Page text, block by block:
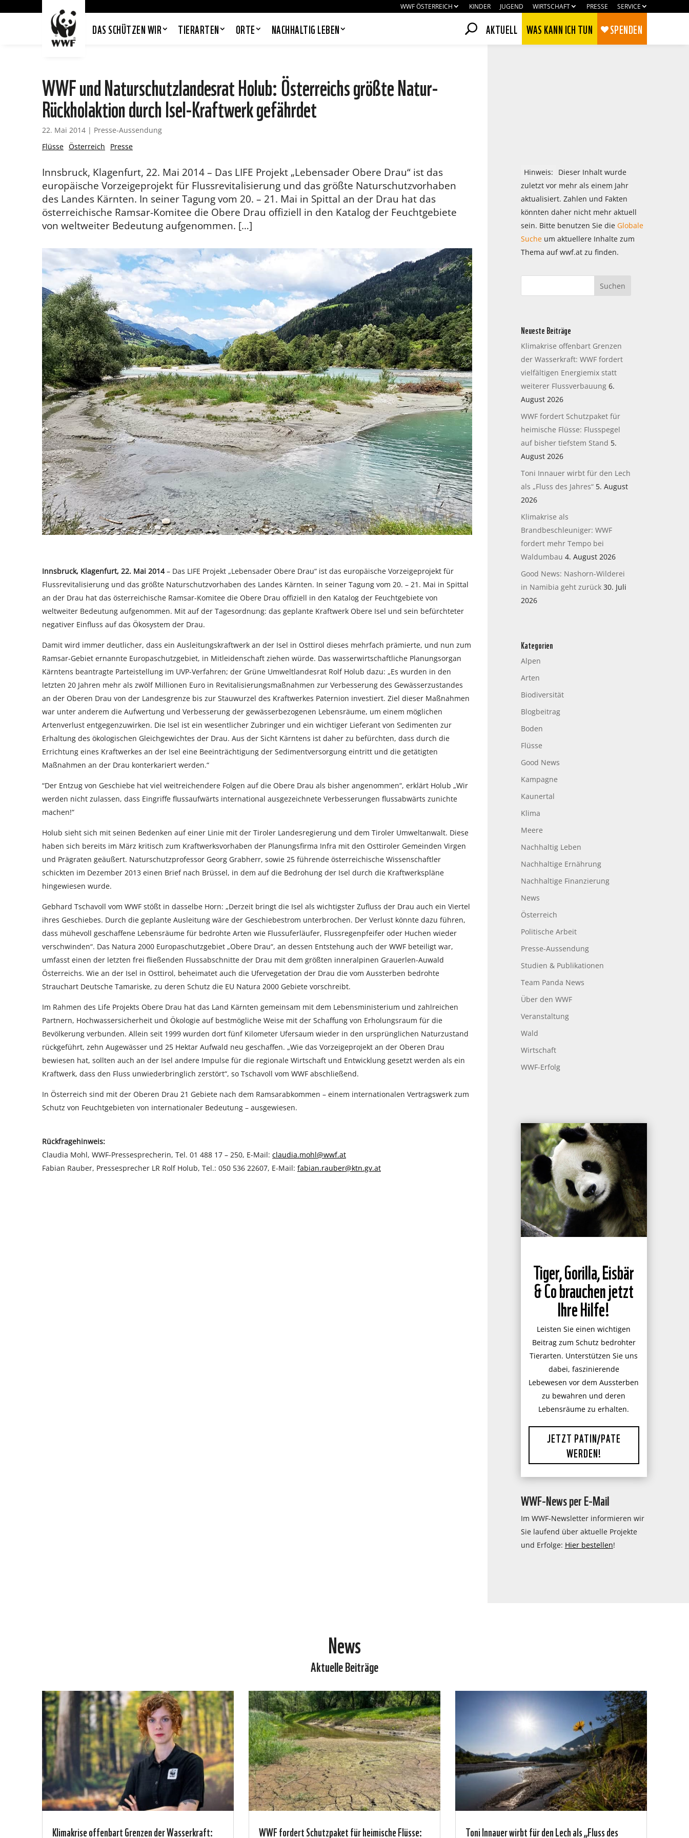
WWF ÖSTERREICH KINDER JUGEND WIRTSCHAFT PRESSE SERVICE
DAS SCHÜTZEN WIR TIERARTEN ORTE NACHHALTIG LEBEN AKTUELL WAS KANN ICH TUN SPENDEN
WWF und Naturschutzlandesrat Holub: Österreichs größte Natur-
Rückholaktion durch Isel-Kraftwerk gefährdet
22. Mai 2014 | Presse-Aussendung
Flüsse Österreich Presse
Innsbruck, Klagenfurt, 22. Mai 2014 – Das LIFE Projekt „Lebensader Obere Drau“ ist das
europäische Vorzeigeprojekt für Flussrevitalisierung und das größte Naturschutzvorhaben
des Landes Kärnten. In seiner Tagung vom 20. – 21. Mai in Spittal an der Drau hat das
österreichische Ramsar-Komitee die Obere Drau offiziell in den Katalog der Feuchtgebiete
von weltweiter Bedeutung aufgenommen. […]
Innsbruck, Klagenfurt, 22. Mai 2014– Das LIFE Projekt „Lebensader Obere Drau“ ist das europäische Vorzeigeprojekt für
Flussrevitalisierung und das größte Naturschutzvorhaben des Landes Kärnten. In seiner Tagung vom 20. – 21. Mai in Spittal
an der Drau hat das österreichische Ramsar-Komitee die Obere Drau offiziell in den Katalog der Feuchtgebiete von
weltweiter Bedeutung aufgenommen. Mit auf der Tagesordnung: das geplante Kraftwerk Obere Isel und sein befürchteter
negativer Einfluss auf das Ökosystem der Drau.
Damit wird immer deutlicher, dass ein Ausleitungskraftwerk an der Isel in Osttirol dieses mehrfach prämierte, und nun zum
Ramsar-Gebiet ernannte Europaschutzgebiet, in Mitleidenschaft ziehen würde. Das wasserwirtschaftliche Planungsorgan
Kärntens beantragte Parteistellung im UVP-Verfahren; der Grüne Umweltlandesrat Rolf Holub dazu: „Es wurden in den
letzten 20 Jahren mehr als zwölf Millionen Euro in Revitalisierungsmaßnahmen zur Verbesserung des Gewässerzustandes
an der Oberen Drau von der Landesgrenze bis zur Stauwurzel des Kraftwerkes Paternion investiert. Ziel dieser Maßnahmen
war unter anderem die Aufwertung und Verbesserung der gewässerbezogenen Lebensräume, um einem möglichen
Artenverlust entgegenzuwirken. Die Isel ist ein wesentlicher Zubringer und ein wichtiger Lieferant von Sedimenten zur
Erhaltung des ökologischen Gleichgewichtes der Drau. Aus der Sicht Kärntens ist daher zu befürchten, dass durch die
Errichtung eines Kraftwerkes an der Isel eine Beeinträchtigung der Sedimentversorgung eintritt und die getätigten
Maßnahmen an der Drau konterkariert werden.“
“Der Entzug von Geschiebe hat viel weitreichendere Folgen auf die Obere Drau als bisher angenommen“, erklärt Holub „Wir
werden nicht zulassen, dass Eingriffe flussaufwärts international ausgezeichnete Verbesserungen flussabwärts zunichte
machen!“
Holub sieht sich mit seinen Bedenken auf einer Linie mit der Tiroler Landesregierung und dem Tiroler Umweltanwalt. Diese
haben sich bereits im März kritisch zum Kraftwerksvorhaben der Planungsfirma Infra mit den Osttiroler Gemeinden Virgen
und Prägraten geäußert. Naturschutzprofessor Georg Grabherr, sowie 25 führende österreichische Wissenschaftler
schickten im Dezember 2013 einen Brief nach Brüssel, in dem auf die Bedrohung der Isel durch die Kraftwerkspläne
hingewiesen wurde.
Gebhard Tschavoll vom WWF stößt in dasselbe Horn: „Derzeit bringt die Isel als wichtigster Zufluss der Drau auch ein Viertel
ihres Geschiebes. Durch die geplante Ausleitung wäre der Geschiebestrom unterbrochen. Der Verlust könnte dazu führen,
dass mühevoll geschaffene Lebensräume für bedrohte Arten wie Flussuferläufer, Flussregenpfeifer oder Huchen wieder
verschwinden“. Das Natura 2000 Europaschutzgebiet „Obere Drau“, an dessen Entstehung auch der WWF beteiligt war,
umfasst einen der letzten frei fließenden Flussabschnitte der Drau mit dem größten inneralpinen Grauerlen-Auwald
Österreichs. Wie an der Isel in Osttirol, beheimatet auch die Ufervegetation der Drau die vom Aussterben bedrohte
Strauchart Deutsche Tamariske, zu deren Schutz die EU Natura 2000 Gebiete vorschreibt.
Im Rahmen des Life Projekts Obere Drau hat das Land Kärnten gemeinsam mit dem Lebensministerium und zahlreichen
Partnern, Hochwassersicherheit und Ökologie auf bestmögliche Weise mit der Schaffung von Erholungsraum für die
Bevölkerung verbunden. Allein seit 1999 wurden dort fünf Kilometer Ufersaum wieder in den ursprünglichen Naturzustand
rückgeführt, zehn Augewässer und 25 Hektar Aufwald neu geschaffen. „Wie das Vorzeigeprojekt an der Oberen Drau
bewiesen hat, sollten auch an der Isel andere Impulse für die regionale Wirtschaft und Entwicklung gesetzt werden als ein
Kraftwerk, dass den Fluss unwiederbringlich zerstört“, so Tschavoll vom WWF abschließend.
In Österreich sind mit der Oberen Drau 21 Gebiete nach dem Ramsarabkommen – einem internationalen Vertragswerk zum
Schutz von Feuchtgebieten von internationaler Bedeutung – ausgewiesen.
Rückfragehinweis:
Claudia Mohl, WWF-Pressesprecherin, Tel. 01 488 17 – 250, E-Mail: claudia.mohl@wwf.at
Fabian Rauber, Pressesprecher LR Rolf Holub, Tel.: 050 536 22607, E-Mail: fabian.rauber@ktn.gv.at
Hinweis:
Dieser Inhalt wurde
zuletzt vor mehr als einem Jahr
aktualisiert. Zahlen und Fakten
könnten daher nicht mehr aktuell
sein. Bitte benutzen Sie die Globale
Sucheum aktuellere Inhalte zum
Thema auf wwf.at zu finden.
Neueste Beiträge
Klimakrise offenbart Grenzen
der Wasserkraft: WWF fordert
vielfältigen Energiemix statt
weiterer Flussverbauung 6.
August 2026
WWF fordert Schutzpaket für
heimische Flüsse: Flusspegel
auf bisher tiefstem Stand 5.
August 2026
Toni Innauer wirbt für den Lech
als „Fluss des Jahres“ 5. August
2026
Klimakrise als
Brandbeschleuniger: WWF
fordert mehr Tempo bei
Waldumbau 4. August 2026
Good News: Nashorn-Wilderei
in Namibia geht zurück 30. Juli
2026
Kategorien
Alpen
Arten
Biodiversität
Blogbeitrag
Boden
Flüsse
Good News
Kampagne
Kaunertal
Klima
Meere
Nachhaltig Leben
Nachhaltige Ernährung
Nachhaltige Finanzierung
News
Österreich
Politische Arbeit
Presse-Aussendung
Studien & Publikationen
Team Panda News
Über den WWF
Veranstaltung
Wald
Wirtschaft
WWF-Erfolg
Tiger, Gorilla, Eisbär
& Co brauchen jetzt
Ihre Hilfe!
Leisten Sie einen wichtigen
Beitrag zum Schutz bedrohter
Tierarten. Unterstützen Sie uns
dabei, faszinierende
Lebewesen vor dem Aussterben
zu bewahren und deren
Lebensräume zu erhalten.
JETZT PATIN/PATE
WERDEN!
WWF-News per E-Mail
Im WWF-Newsletter informieren wir
Sie laufend über aktuelle Projekte
und Erfolge: Hier bestellen!
News
Aktuelle Beiträge
Klimakrise offenbart Grenzen der Wasserkraft: WWF fordert Schutzpaket für heimische Flüsse: Toni Innauer wirbt für den Lech als „Fluss des
PANDAS LIEBEN COOKIES, WIR
AUCH!
Datenschutzerklärung. Unter
Einstellungen kannst du verwalten,
welche Art von Cookies gesetzt werden.
Deine Auswahl kannst du über den
entsprechenden Link im Footer der
Website jederzeit widerrufen.
Ablehnen